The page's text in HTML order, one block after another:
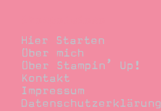
Hier Starten
Über mich
Über Stampin’ Up!
Kontakt
Impressum
Datenschutzerklärung